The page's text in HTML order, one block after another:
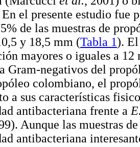
En el presente estudio fue
de las muestras de
y 18,5 mm (Tabla 1). El
mayores o iguales a
Gram-negativos del
colombiano, el
a sus características
antibacteriana frente a
Aunque las muestras
antibacteriana